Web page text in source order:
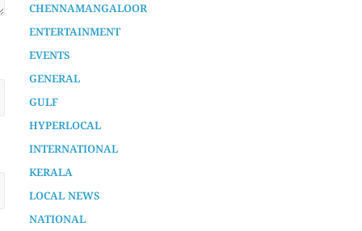
AURA SPECIAL STORY
CHENNAMANGALOOR
ENTERTAINMENT
EVENTS
GENERAL
GULF
HYPERLOCAL
INTERNATIONAL
KERALA